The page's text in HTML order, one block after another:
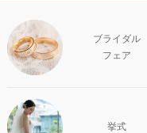
ブライダル
フェア
挙式